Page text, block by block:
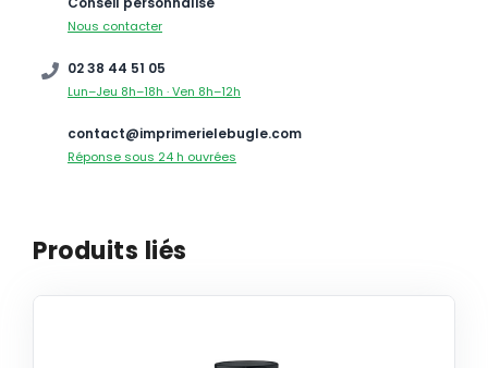
Nous contacter
02 38 44 51 05
Lun–Jeu 8h–18h · Ven 8h–12h
contact@imprimerielebugle.com
Réponse sous 24 h ouvrées
Produits liés